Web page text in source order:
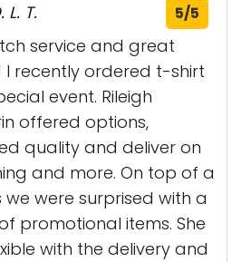
L. T. 5/5
service and great
I recently ordered t-shirt
event. Rileigh
offered options,
quality and deliver on
and more. On top of a
we were surprised with a
promotional items. She
with the delivery and